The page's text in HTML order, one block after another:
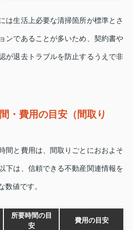
は生活上必要な清掃箇所が標準とさ
ンであることが多いため、契約書や
が退去トラブルを防止するうえで非
・費用の目安（間取り
間と費用は、間取りごとにおおよそ
下は、信頼できる不動産関連情報を
数値です。
所要時間の目
安
費用の目安